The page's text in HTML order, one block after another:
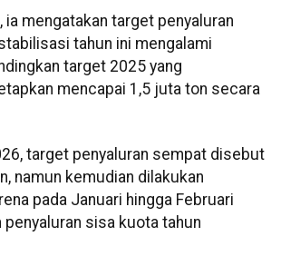
ia mengatakan target penyaluran
tahun ini mengalami
target 2025 yang
mencapai 1,5 juta ton secara
target penyaluran sempat disebut
namun kemudian dilakukan
pada Januari hingga Februari
penyaluran sisa kuota tahun